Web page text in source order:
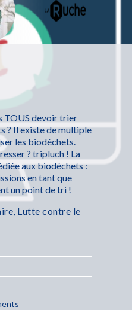
TOUS devoir trier
? Il existe de multiple
les biodéchets.
? tripluch ! La
aux biodéchets :
en tant que
un point de tri !
, Lutte contre le